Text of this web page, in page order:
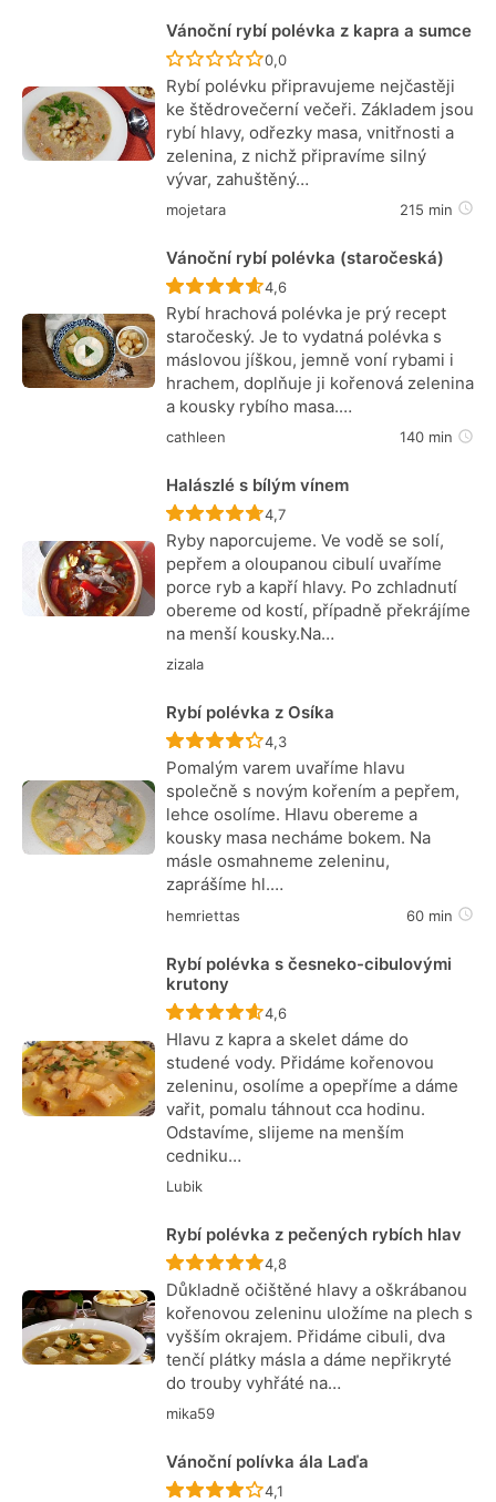
Vánoční rybí polévka z kapra a sumce
Recept ještě nebyl hodnocen
0,0
Rybí polévku připravujeme nejčastěji
ke štědrovečerní večeři. Základem jsou
rybí hlavy, odřezky masa, vnitřnosti a
zelenina, z nichž připravíme silný
vývar, zahuštěný…
mojetara 215 min
Vánoční rybí polévka (staročeská)
Recept ještě nebyl hodnocen
4,6
Rybí hrachová polévka je prý recept
staročeský. Je to vydatná polévka s
máslovou jíškou, jemně voní rybami i
hrachem, doplňuje ji kořenová zelenina
a kousky rybího masa.…
cathleen 140 min
Halászlé s bílým vínem
Recept ještě nebyl hodnocen
4,7
Ryby naporcujeme. Ve vodě se solí,
pepřem a oloupanou cibulí uvaříme
porce ryb a kapří hlavy. Po zchladnutí
obereme od kostí, případně překrájíme
na menší kousky.Na…
zizala
Rybí polévka z Osíka
Recept ještě nebyl hodnocen
4,3
Pomalým varem uvaříme hlavu
společně s novým kořením a pepřem,
lehce osolíme. Hlavu obereme a
kousky masa necháme bokem. Na
másle osmahneme zeleninu,
zaprášíme hl.…
hemriettas 60 min
Rybí polévka s česneko-cibulovými
krutony
Recept ještě nebyl hodnocen
4,6
Hlavu z kapra a skelet dáme do
studené vody. Přidáme kořenovou
zeleninu, osolíme a opepříme a dáme
vařit, pomalu táhnout cca hodinu.
Odstavíme, slijeme na menším
cedniku…
Lubik
Rybí polévka z pečených rybích hlav
Recept ještě nebyl hodnocen
4,8
Důkladně očištěné hlavy a oškrábanou
kořenovou zeleninu uložíme na plech s
vyšším okrajem. Přidáme cibuli, dva
tenčí plátky másla a dáme nepřikryté
do trouby vyhřáté na…
mika59
Vánoční polívka ála Laďa
Recept ještě nebyl hodnocen
4,1